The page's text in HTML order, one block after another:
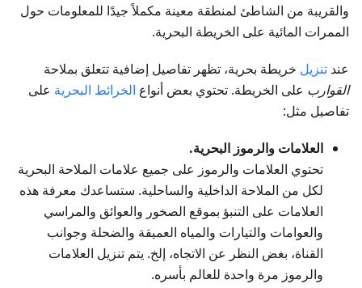
والقريبة من الشاطئ لمنطقة معينة مكملاً جيدًا للمعلومات حول
الممرات المائية على الخريطة البحرية.
عند تنزيل خريطة بحرية، تظهر تفاصيل إضافية تتعلق بملاحة
القوارب على الخريطة. تحتوي بعض أنواع الخرائط البحرية على
تفاصيل مثل:
العلامات والرموز البحرية.
تحتوي العلامات والرموز على جميع علامات الملاحة البحرية
لكل من الملاحة الداخلية والساحلية. ستساعدك معرفة هذه
العلامات على التنبؤ بموقع الصخور والعوائق والمراسي
والعوامات والتيارات والمياه العميقة والضحلة وجوانب
القناة، بغض النظر عن الاتجاه، إلخ. يتم تنزيل العلامات
والرموز مرة واحدة للعالم بأسره.